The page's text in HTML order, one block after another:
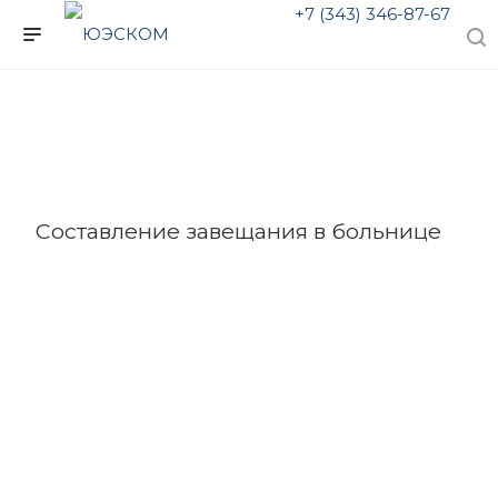
+7 (343) 346-87-67
Составление завещания в больнице